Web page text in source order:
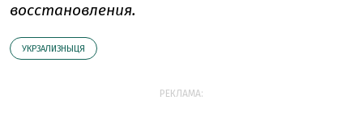
восстановления.
УКРЗАЛИЗНЫЦЯ
РЕКЛАМА: